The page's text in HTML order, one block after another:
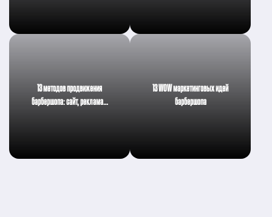
13 методов продвижения
барбершопа: сайт, реклама…
13 WOW маркетинговых идей
барбершопа